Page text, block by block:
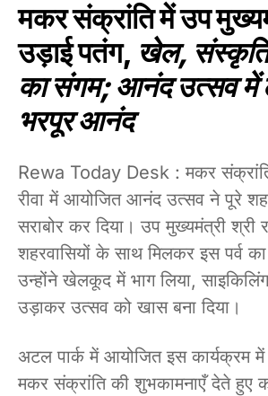
मकर संक्रांति में उप
उड़ाई पतंग, खेल,
का संगम; आनंद उत्सव में
भरपूर आनंद
Rewa Today Desk : मकर
रीवा में आयोजित आनंद उत्सव ने पूरे
सराबोर कर दिया। उप मुख्यमंत्री
शहरवासियों के साथ मिलकर इस पर्व
उन्होंने खेलकूद में भाग लिया,
उड़ाकर उत्सव को खास बना दिया।
अटल पार्क में आयोजित इस कार्यक्रम
मकर संक्रांति की शुभकामनाएँ देते हुए